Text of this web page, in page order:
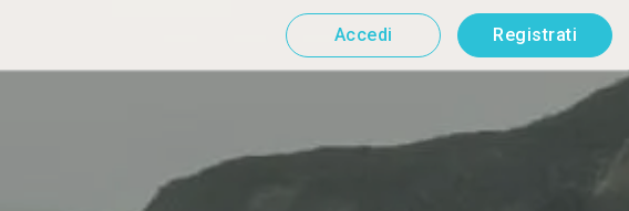
Accedi Registrati